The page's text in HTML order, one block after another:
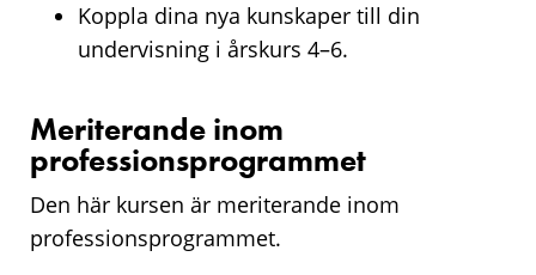
Koppla dina nya kunskaper till din
undervisning i årskurs 4–6.
Meriterande inom
professionsprogrammet
Den här kursen är meriterande inom
professionsprogrammet.